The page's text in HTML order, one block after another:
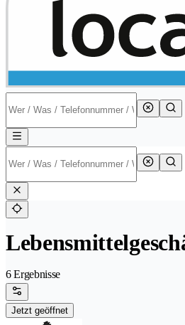
6 Ergebnisse
Jetzt geöffnet